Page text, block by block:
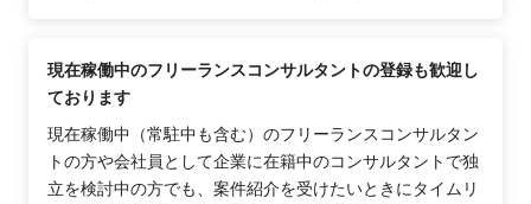
現在稼働中のフリーランスコンサルタントの登録も歓迎し
ております
現在稼働中（常駐中も含む）のフリーランスコンサルタン
トの方や会社員として企業に在籍中のコンサルタントで独
立を検討中の方でも、案件紹介を受けたいときにタイムリ